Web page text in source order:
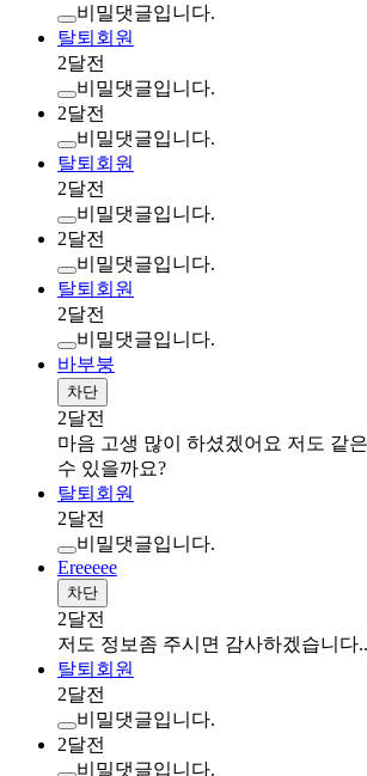
비밀댓글입니다.
탈퇴회원
2달전
비밀댓글입니다.
2달전
비밀댓글입니다.
탈퇴회원
2달전
비밀댓글입니다.
2달전
비밀댓글입니다.
탈퇴회원
2달전
비밀댓글입니다.
바부붕
차단
2달전
마음 고생 많이 하셨겠어요 저도 같
수 있을까요?
탈퇴회원
2달전
비밀댓글입니다.
Ereeeee
차단
2달전
저도 정보좀 주시면 감사하겠습니다
탈퇴회원
2달전
비밀댓글입니다.
2달전
비밀댓글입니다.